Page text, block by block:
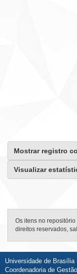
Mostrar registro
Visualizar
Os itens no
direitos reservados,
Universidade de Brasília
Coordenadoria de